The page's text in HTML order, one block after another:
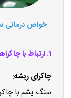
خواص درمانی
1. ارتباط با چاکراها
چاکرای ریشه:
سنگ یشم با